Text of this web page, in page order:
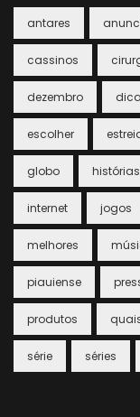
antares
cassinos
dezembro
escolher
globo histórias
internet jogos
melhores
piauiense
produtos
série séries